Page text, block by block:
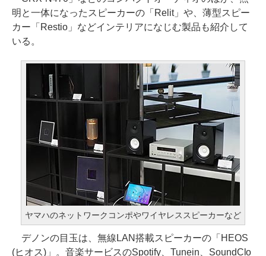
明と一体になったスピーカーの「Relit」や、薄型スピー
カー「Restio」などインテリアになじむ製品も紹介して
いる。
ヤマハのネットワークコンポやワイヤレススピーカーなど
デノンの目玉は、無線LAN搭載スピーカーの「HEOS
(ヒオス)」。音楽サービスのSpotify、Tunein、SoundClo